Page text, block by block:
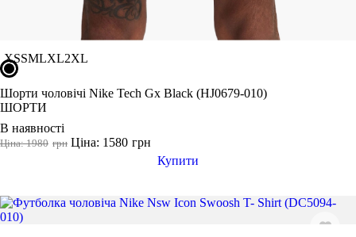
XSSMLXL2XL
Шорти чоловічі Nike Tech Gx Black (HJ0679-010)
ШОРТИ
В наявності
грн
Ціна: 1980 грн
Ціна: 1580
Купити